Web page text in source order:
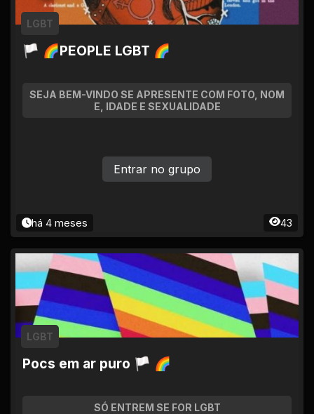
🏳 🌈PEOPLE LGBT 🌈
LGBT
SEJA BEM-VINDO SE APRESENTE COM FOTO, NOM
E, IDADE E SEXUALIDADE
há 4 meses 43
Entrar no grupo
Pocs em ar puro 🏳 🌈
LGBT
SÓ ENTREM SE FOR LGBT